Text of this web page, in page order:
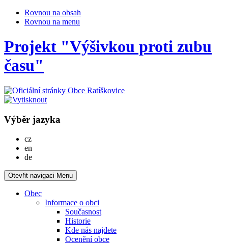
Rovnou na obsah
Rovnou na menu
Projekt "Výšivkou proti zubu
času"
Výběr jazyka
czČesky
en
deDeutsch
Otevřit navigaci Menu
Obec
Informace o obci
Současnost
Historie
Kde nás najdete
Ocenění obce